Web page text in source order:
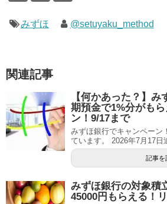
みずほ @setuyaku_method
関連記事
【何かあった？】
期預金で1%分がも
ン！9/17まで
みずほ銀行でキャンペーン
ています。 2026年7月17日
記事を
みずほ銀行の対象積
45000円もらえる！